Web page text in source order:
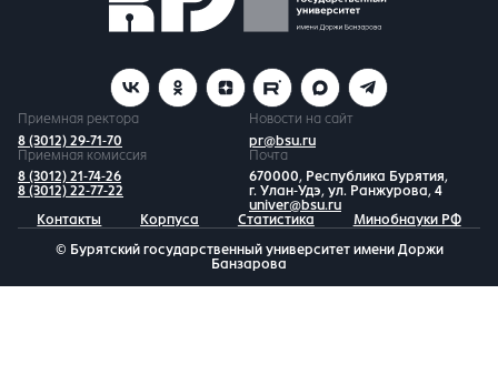
Приемная ректора
8 (3012) 29-71-70
Новости на сайт
pr@bsu.ru
Приемная комиссия
8 (3012) 21-74-26
8 (3012) 22-77-22
Почта
670000, Республика Бурятия,
г. Улан-Удэ, ул. Ранжурова, 4
univer@bsu.ru
Контакты
Корпуса Статистика Минобнауки РФ
© Бурятский государственный университет имени Доржи
Банзарова